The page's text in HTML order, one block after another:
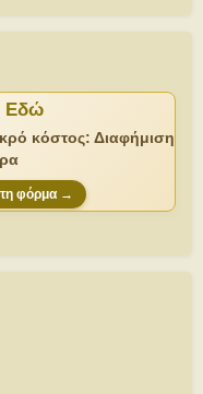
Εδώ
κόστος: Διαφήμιση
τη φόρμα →